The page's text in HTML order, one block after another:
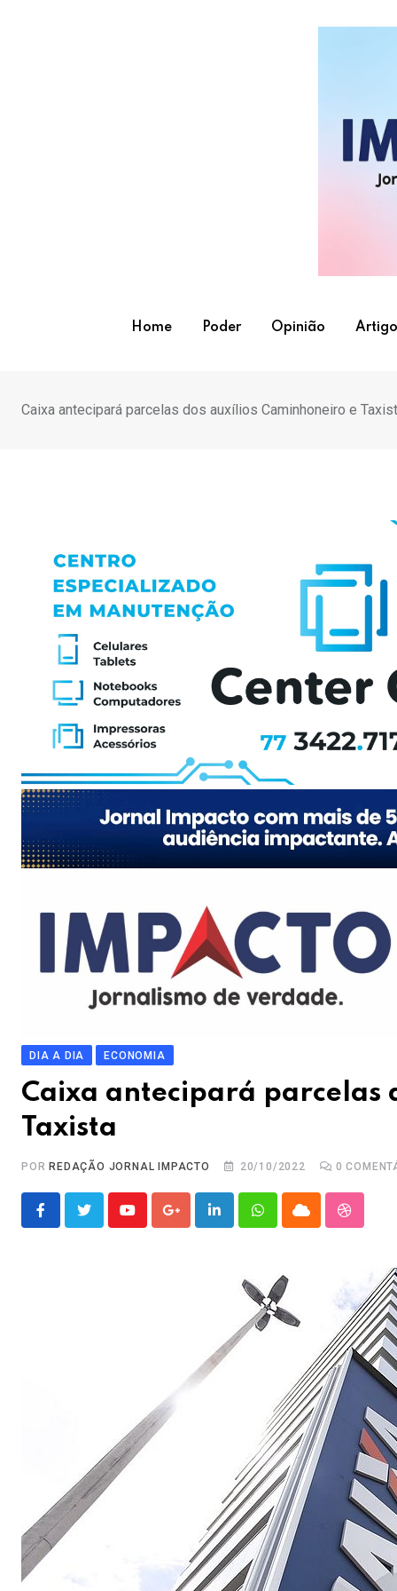
Home Poder Opinião
Caixa antecipará parcelas dos auxílios Caminhoneiro e
DIA A DIA ECONOMIA
Caixa antecipará parcelas
Taxista
POR REDAÇÃO JORNAL IMPACTO 20/10/2022 0
YoutubeGoogle+LinkedInWhatsappCloud